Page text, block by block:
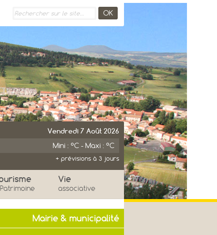
Vendredi 7 Août 2026
Mini : °C - Maxi : °C
+ prévisions à 3 jours
° ° °
Vie
associative
Mairie & municipalité